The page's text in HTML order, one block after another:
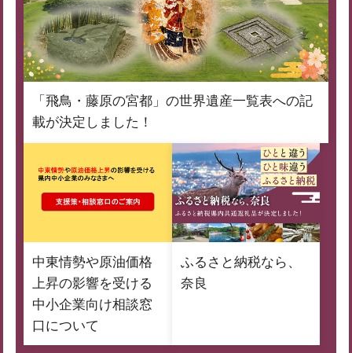
「飛鳥・藤原の宮都」の世界遺産一覧表への記
載が決定しました！
中東情勢や原油価格
上昇の影響を受ける
中小企業向け相談窓
口について
ふるさと納税なら、
奈良